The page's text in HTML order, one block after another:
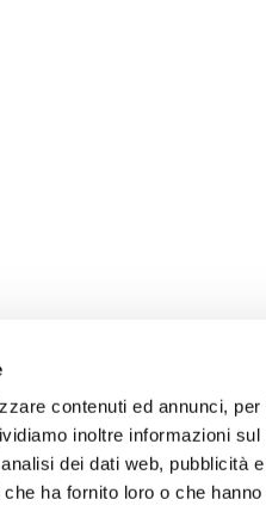
contenuti ed annunci,
inoltre informazioni
dei dati web, pubblicità
ha fornito loro o che